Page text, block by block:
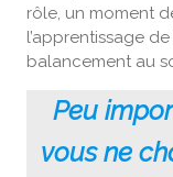
rôle, un moment
l’apprentissage
balancement au
Peu
vous ne